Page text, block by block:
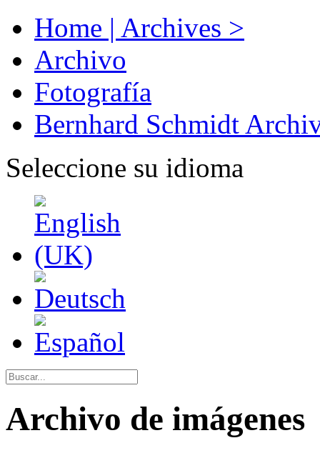
Home | Archives >
Archivo
Fotografía
Bernhard Schmidt
Seleccione su idioma
Archivo de imágenes